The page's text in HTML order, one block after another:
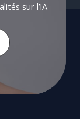
sur l’IA